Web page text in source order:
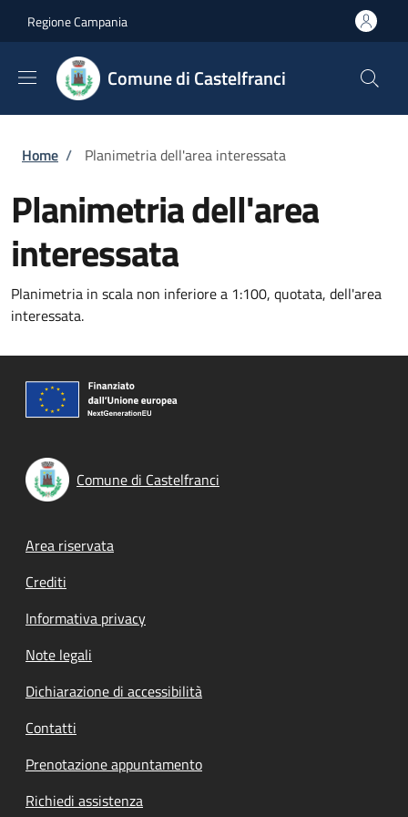
Regione Campania
Comune di Castelfranci
Briciole di pane
Home / Planimetria dell'area interessata
Planimetria dell'area
interessata
Planimetria in scala non inferiore a 1:100, quotata, dell'area
interessata.
Comune di Castelfranci
Footer menu
Area riservata
Crediti
Informativa privacy
Note legali
Dichiarazione di accessibilità
Contatti
Prenotazione appuntamento
Richiedi assistenza